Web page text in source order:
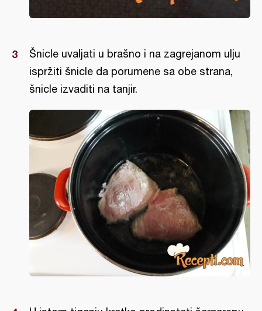
Šnicle uvaljati u brašno i na zagrejanom ulju
ispržiti šnicle da porumene sa obe strana,
šnicle izvaditi na tanjir.